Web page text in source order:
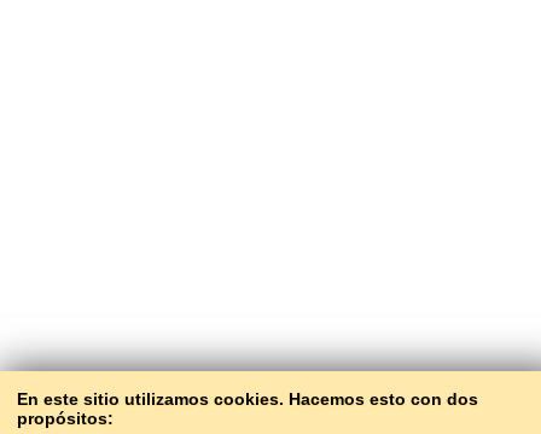
En este sitio utilizamos cookies. Hacemos esto con dos
propósitos: